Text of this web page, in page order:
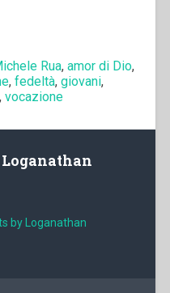
Rua, amor di Dio,
, fedeltà, giovani,
vocazione
Loganathan
by Loganathan